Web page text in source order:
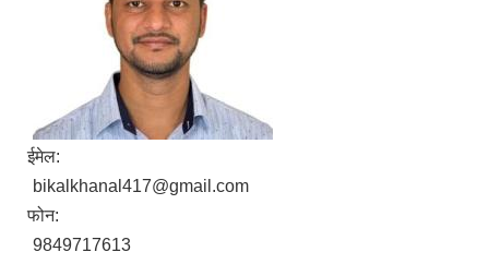
ईमेल:
bikalkhanal417@gmail.com
फोन:
9849717613